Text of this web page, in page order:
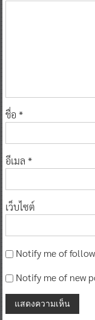
ชื่อ *
อีเมล *
เว็บไซต์
Notify me of
Notify me of new